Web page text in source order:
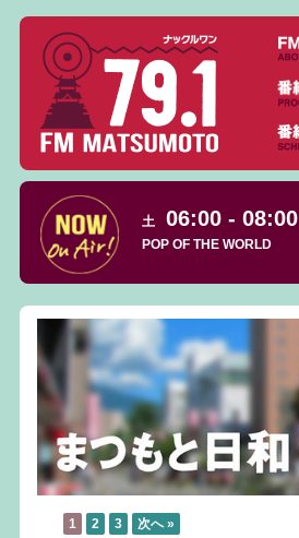
土 06:00 - 08:00
POP OF THE WORLD
1 2 3 次へ »